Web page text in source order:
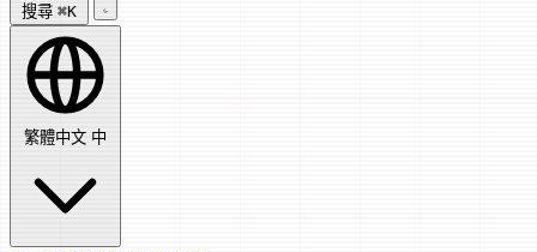
搜尋 ⌘K
繁體中文 中